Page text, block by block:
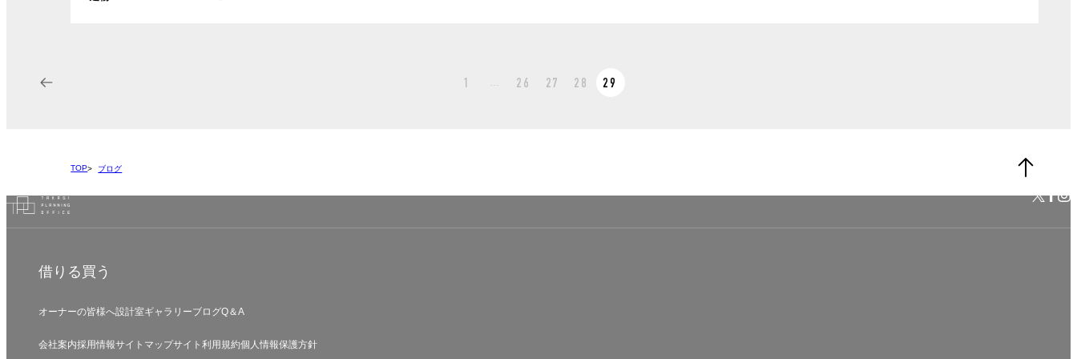
1 26 27 28 29
TOP ブログ
借りる 買う
オーナーの皆様へ設計室ギャラリーブログQ＆A
会社案内採用情報サイトマップサイト利用規約個人情報保護方針